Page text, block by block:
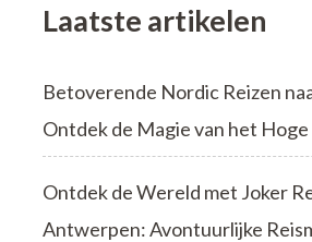
Laatste artikelen
Betoverende Nordic Reizen
Ontdek de Magie van het
Ontdek de Wereld met Joker
Antwerpen: Avontuurlijke